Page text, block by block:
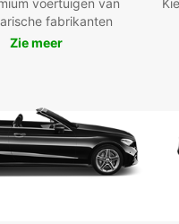
Onze vloot
waaronder
beste bij uw
U kunt uw
kiezen uit
op de
voertuigen van
fabrikanten
Zie meer